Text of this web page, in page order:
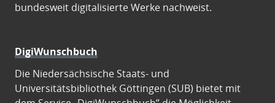
bundesweit digitalisierte Werke nachweist.
DigiWunschbuch
Die Niedersächsische Staats- und
Universitätsbibliothek Göttingen (SUB) bietet mit